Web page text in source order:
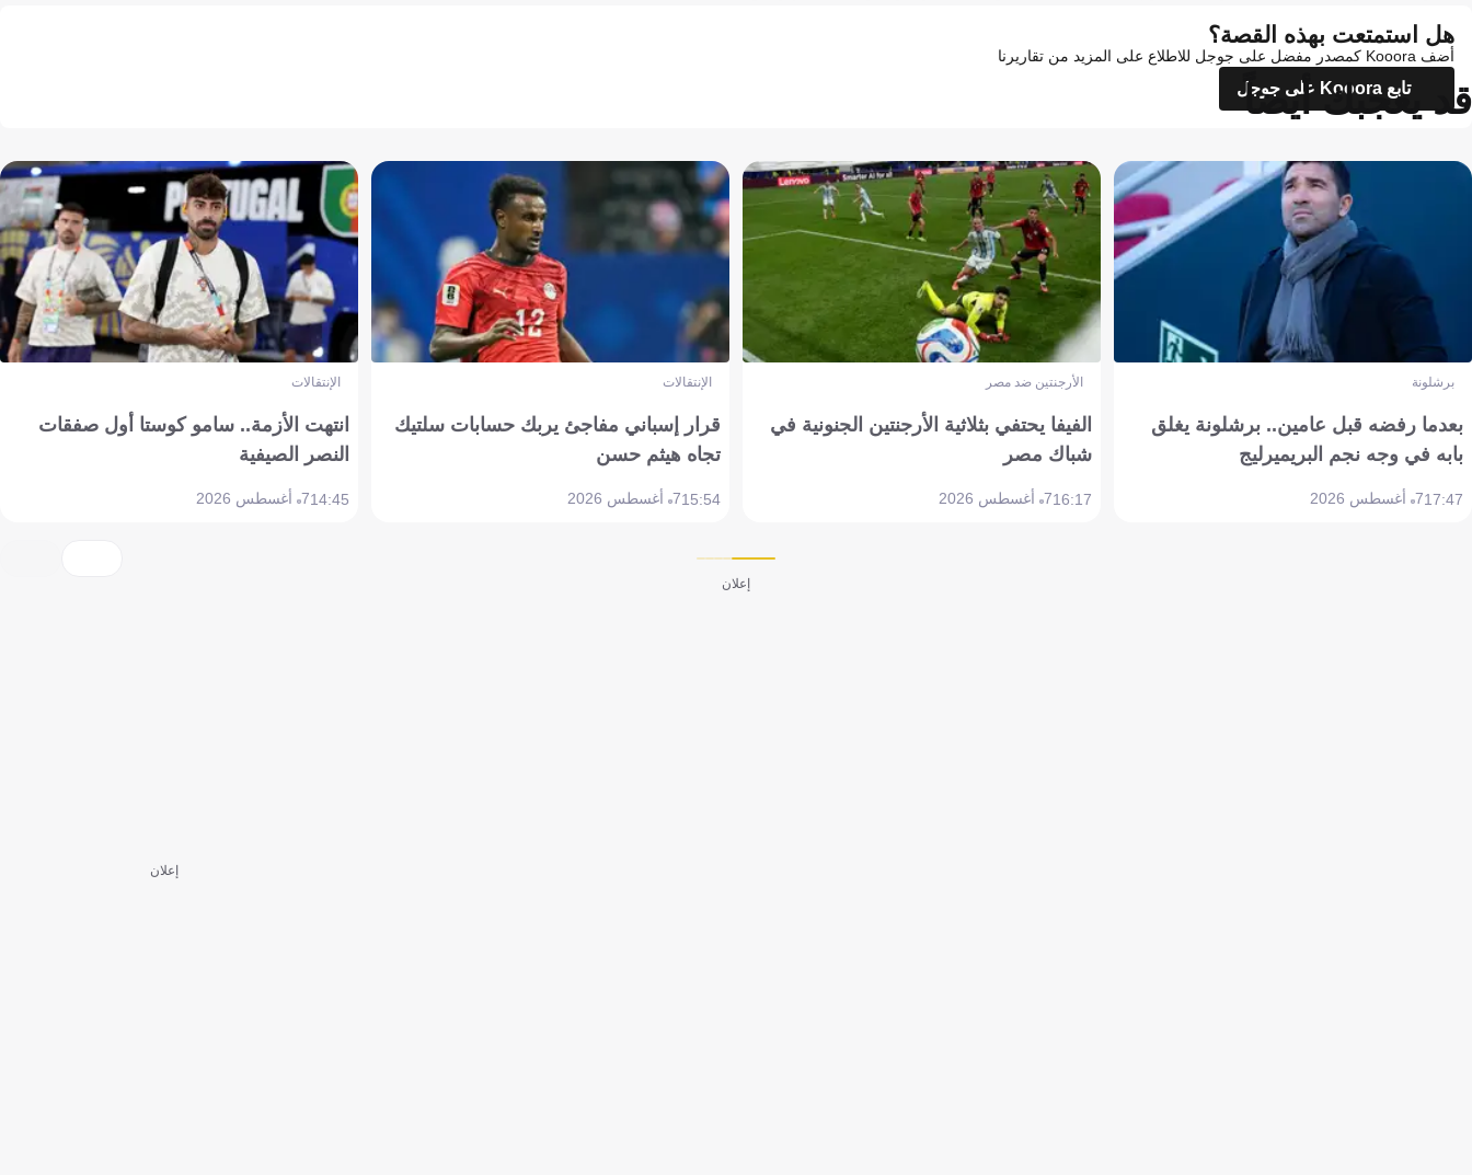
هل استمتعت بهذه القصة؟
أضف Kooora كمصدر مفضل على جوجل للاطلاع على المزيد من تقاريرنا
تابع Kooora على جوجل
قد يعجبك أيضاً
برشلونة
بعدما رفضه قبل عامين.. برشلونة يغلق
بابه في وجه نجم البريميرليج
17:477 أغسطس 2026
الأرجنتين ضد مصر
الفيفا يحتفي بثلاثية الأرجنتين الجنونية في
شباك مصر
16:177 أغسطس 2026
الإنتقالات
قرار إسباني مفاجئ يربك حسابات سلتيك
تجاه هيثم حسن
15:547 أغسطس 2026
الإنتقالات
انتهت الأزمة.. سامو كوستا أول صفقات
النصر الصيفية
14:457 أغسطس 2026
إعلان
إعلان